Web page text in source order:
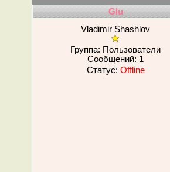
Glu
Vladimir Shashlov
Группа: Пользователи
Сообщений: 1
Статус: Offline